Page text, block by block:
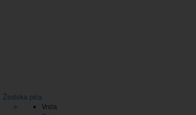
Žestoka pića
Vrsta